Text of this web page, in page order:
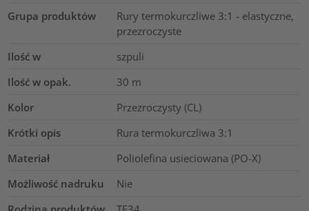
Grupa produktów
Rury termokurczliwe 3:1 - elastyczne,
przezroczyste
Ilość w
szpuli
Ilość w opak.
30 m
Kolor
Przezroczysty (CL)
Krótki opis
Rura termokurczliwa 3:1
Materiał
Poliolefina usieciowana (PO-X)
Możliwość nadruku
Nie